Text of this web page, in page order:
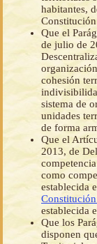
habitantes,
Que el
de julio de
cohesión
sistema de
unidades
de forma
Que el
2013, de
como
establecida
establecida
Que los
disponen